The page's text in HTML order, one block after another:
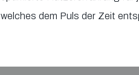
welches dem Puls der Zeit